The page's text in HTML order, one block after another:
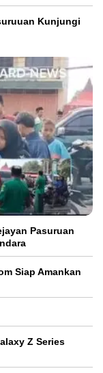
Kunjungi
Pasuruan
Siap Amankan
Z Series